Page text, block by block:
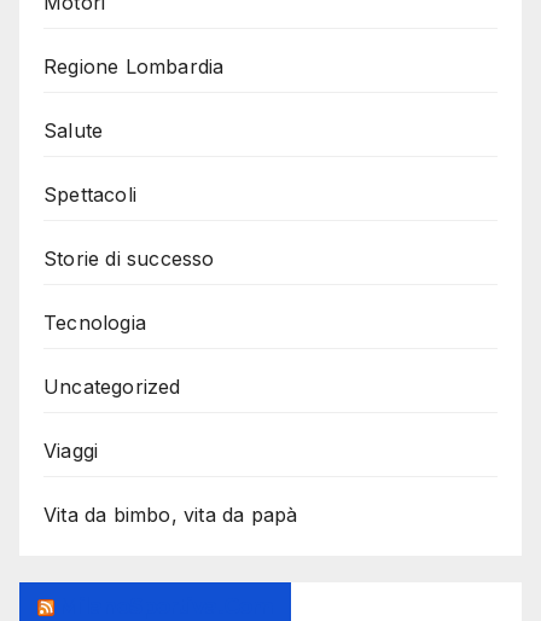
Regione Lombardia
Salute
Spettacoli
Storie di successo
Tecnologia
Uncategorized
Viaggi
Vita da bimbo, vita da papà